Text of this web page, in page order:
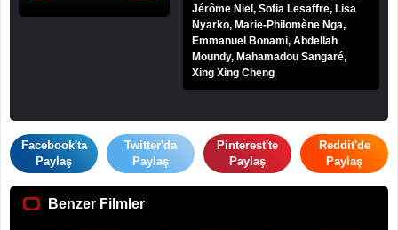
Jérôme Niel, Sofia Lesaffre, Lisa
Nyarko, Marie-Philomène Nga,
Emmanuel Bonami, Abdellah
Moundy, Mahamadou Sangaré,
Xing Xing Cheng
Facebook'ta
Paylaş
Twitter'da
Paylaş
Pinterest'te
Paylaş
Reddit'de
Paylaş
Benzer Filmler